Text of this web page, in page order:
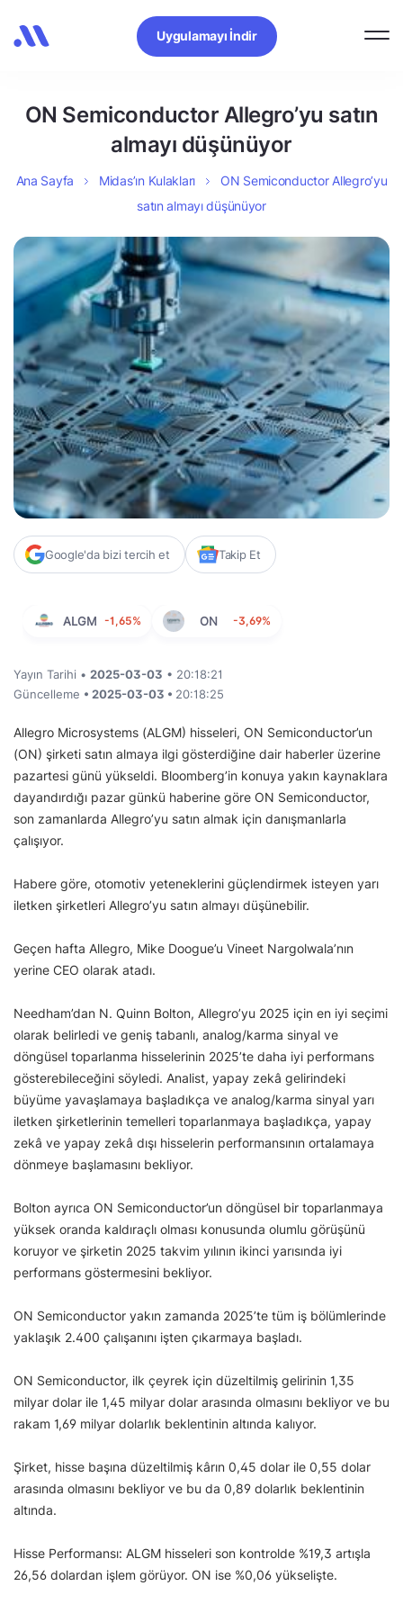
Uygulamayı İndir
ON Semiconductor Allegro’yu satın
almayı düşünüyor
Ana Sayfa Midas’ın Kulakları
ON Semiconductor Allegro’yu
satın almayı düşünüyor
Google'da bizi tercih et Takip Et
ALGM -1,65% ON -3,69%
Yayın Tarihi • 2025-03-03 • 20:18:21
Güncelleme • 2025-03-03 • 20:18:25
Allegro Microsystems (ALGM) hisseleri, ON Semiconductor’un
(ON) şirketi satın almaya ilgi gösterdiğine dair haberler üzerine
pazartesi günü yükseldi. Bloomberg’in konuya yakın kaynaklara
dayandırdığı pazar günkü haberine göre ON Semiconductor,
son zamanlarda Allegro’yu satın almak için danışmanlarla
çalışıyor.
Habere göre, otomotiv yeteneklerini güçlendirmek isteyen yarı
iletken şirketleri Allegro’yu satın almayı düşünebilir.
Geçen hafta Allegro, Mike Doogue’u Vineet Nargolwala’nın
yerine CEO olarak atadı.
Needham’dan N. Quinn Bolton, Allegro’yu 2025 için en iyi seçimi
olarak belirledi ve geniş tabanlı, analog/karma sinyal ve
döngüsel toparlanma hisselerinin 2025’te daha iyi performans
gösterebileceğini söyledi. Analist, yapay zekâ gelirindeki
büyüme yavaşlamaya başladıkça ve analog/karma sinyal yarı
iletken şirketlerinin temelleri toparlanmaya başladıkça, yapay
zekâ ve yapay zekâ dışı hisselerin performansının ortalamaya
dönmeye başlamasını bekliyor.
Bolton ayrıca ON Semiconductor’un döngüsel bir toparlanmaya
yüksek oranda kaldıraçlı olması konusunda olumlu görüşünü
koruyor ve şirketin 2025 takvim yılının ikinci yarısında iyi
performans göstermesini bekliyor.
ON Semiconductor yakın zamanda 2025’te tüm iş bölümlerinde
yaklaşık 2.400 çalışanını işten çıkarmaya başladı.
ON Semiconductor, ilk çeyrek için düzeltilmiş gelirinin 1,35
milyar dolar ile 1,45 milyar dolar arasında olmasını bekliyor ve bu
rakam 1,69 milyar dolarlık beklentinin altında kalıyor.
Şirket, hisse başına düzeltilmiş kârın 0,45 dolar ile 0,55 dolar
arasında olmasını bekliyor ve bu da 0,89 dolarlık beklentinin
altında.
Hisse Performansı: ALGM hisseleri son kontrolde %19,3 artışla
26,56 dolardan işlem görüyor. ON ise %0,06 yükselişte.